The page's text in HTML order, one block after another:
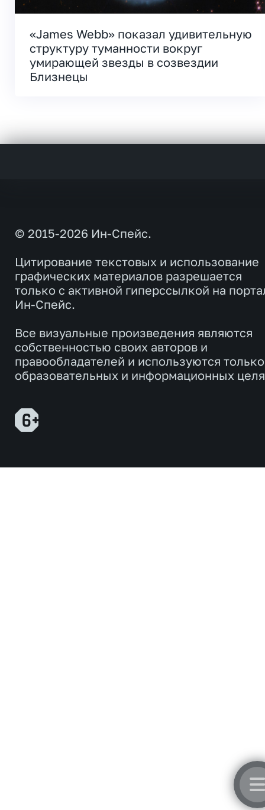
«James Webb» показал удивительную
структуру туманности вокруг
умирающей звезды в созвездии
Близнецы
© 2015-2026 Ин-Спейс.
Цитирование текстовых и использование
графических материалов разрешается
только с активной гиперссылкой на
Ин-Спейс.
Все визуальные произведения являются
собственностью своих авторов и
правообладателей и используются
образовательных и информационных